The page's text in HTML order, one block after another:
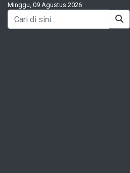
Minggu, 09 Agustus 2026